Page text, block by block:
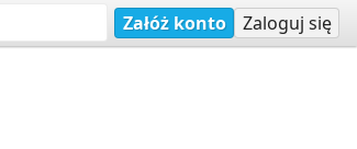
Załóż konto Zaloguj się